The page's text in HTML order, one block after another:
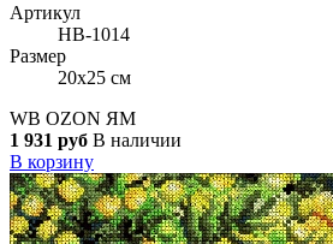
Артикул
НВ-1014
Размер
20x25 см
WB OZON ЯМ
1 931 руб В наличии
В корзину